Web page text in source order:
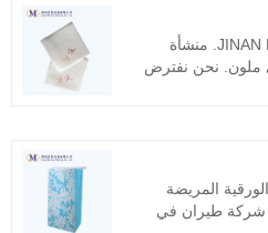
JINAN MEICHEN PACKING CO.,LTD. منشأة
ملون. نحن نفترض
المريضة
17 عامًا ونخدم أكثر من 70 شركة طيران في